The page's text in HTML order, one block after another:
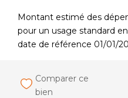
Montant estimé des
pour un usage standard
date de référence 01/01/
Comparer ce
bien